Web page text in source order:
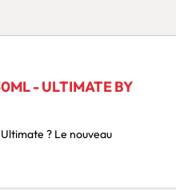
- ULTIMATE BY